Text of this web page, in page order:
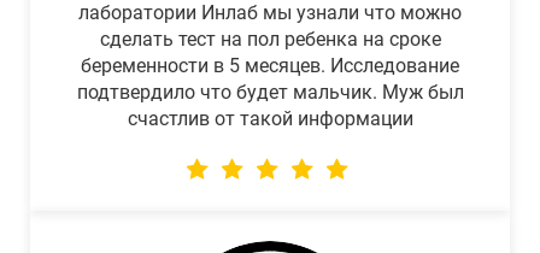
лаборатории Инлаб мы узнали что можно
сделать тест на пол ребенка на сроке
беременности в 5 месяцев. Исследование
подтвердило что будет мальчик. Муж был
счастлив от такой информации